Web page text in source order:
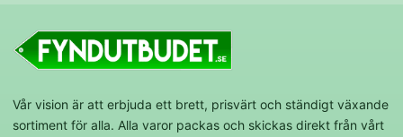
Vår vision är att erbjuda ett brett, prisvärt och ständigt växande
sortiment för alla. Alla varor packas och skickas direkt från vårt